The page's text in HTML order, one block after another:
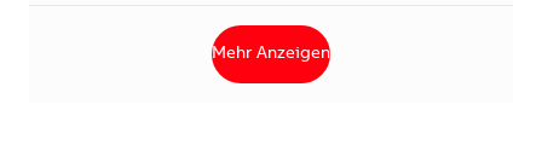
Mehr Anzeigen